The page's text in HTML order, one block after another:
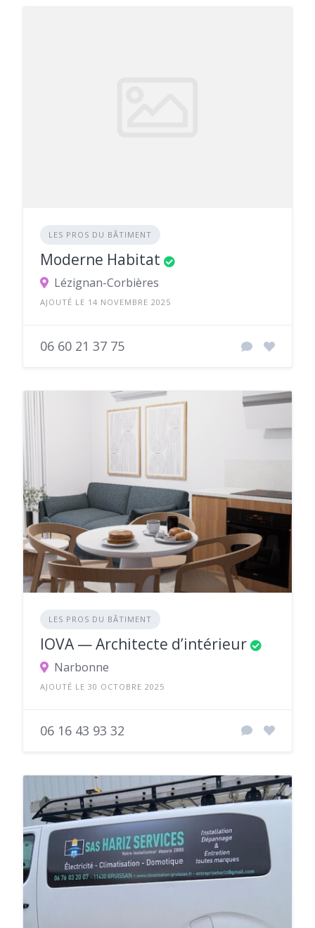
LES PROS DU BÂTIMENT
Moderne Habitat
Lézignan-Corbières
AJOUTÉ LE 14 NOVEMBRE 2025
06 60 21 37 75
LES PROS DU BÂTIMENT
IOVA — Architecte d’intérieur
Narbonne
AJOUTÉ LE 30 OCTOBRE 2025
06 16 43 93 32